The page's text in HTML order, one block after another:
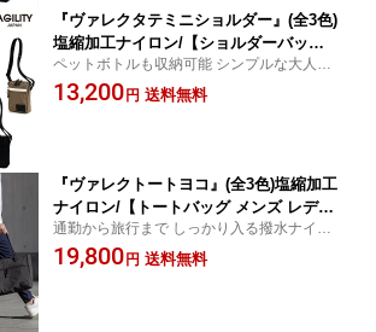
『ヴァレクタテミニショルダー』(全3色)
塩縮加工ナイロン/【ショルダーバッグ
メンズ レディース ミニ 旅行 ナイロン
軽量 小さめ ペットボトル 縦型 撥水】
ペットボトルも収納可能 シンプルな大人の
ナイロン縦型ミニショルダー
13,200 円 送料無料
『ヴァレクトートヨコ』(全3色)塩縮加工
ナイロン/【トートバッグ メンズ レディ
ース 横型 ナイロン 撥水 軽量 通勤 旅行
マチあり ファスナー】【AGILITY affa
通勤から旅行まで しっかり入る撥水ナイロ
ン横型トートバッグ
19,800 円 送料無料